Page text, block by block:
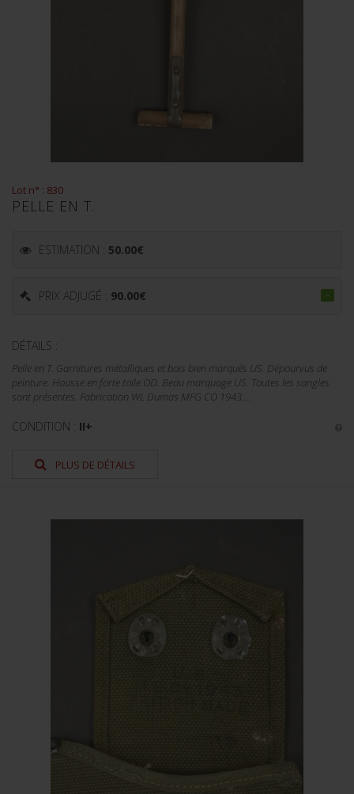
Lot n° : 830
PELLE EN T.
ESTIMATION : 50.00€
PRIX ADJUGÉ : 90.00€
DÉTAILS :
Pelle en T. Garnitures métalliques et bois bien marqués US. Dépourvus de
peinture. Housse en forte toile OD. Beau marquage US. Toutes les sangles
sont présentes. Fabrication WL Dumas MFG CO 1943....
CONDITION : II+
PLUS DE DÉTAILS